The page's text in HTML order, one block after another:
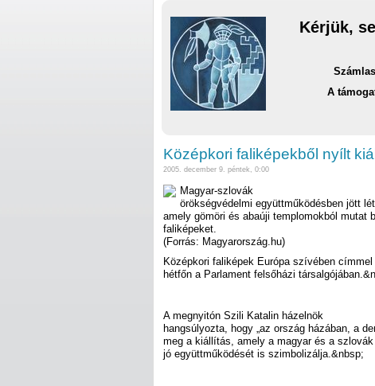
Kérjük,
A
Középkori faliképekből nyílt
2005. december 9. péntek, 0:00
Magyar-szlovák
örökségvédelmi együttműködésben jött
amely gömöri és abaúji templomokból mutat
faliképeket.
(Forrás: Magyarország.hu)
Középkori faliképek Európa szívében
hétfőn a Parlament felsőházi
A megnyitón Szili Katalin házelnök
hangsúlyozta, hogy „az ország házában, a
meg a kiállítás, amely a magyar és a
jó együttműködését is szimbolizálja.&nbsp;